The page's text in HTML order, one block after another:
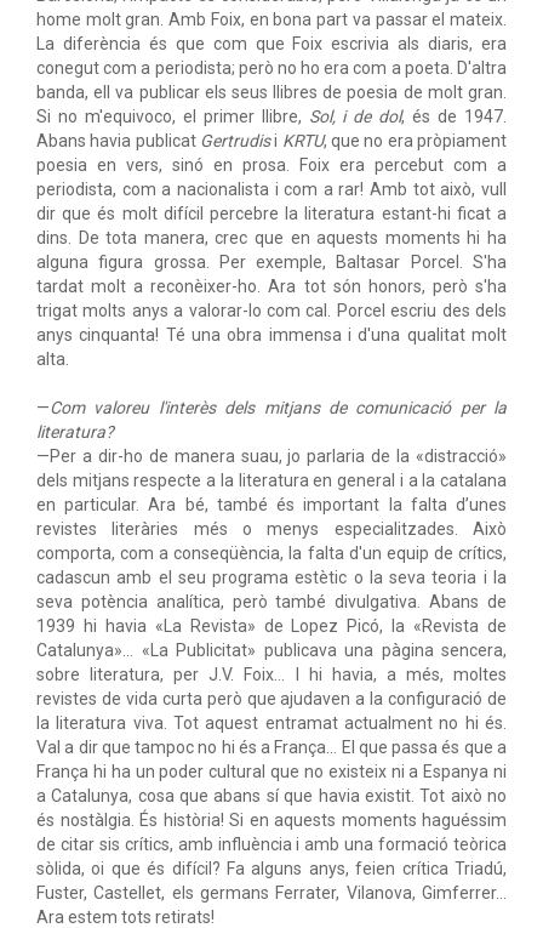
home molt gran. Amb Foix, en bona part va passar el mateix.
La diferència és que com que Foix escrivia als diaris, era
conegut com a periodista; però no ho era com a poeta. D'altra
banda, ell va publicar els seus llibres de poesia de molt gran.
Si no m'equivoco, el primer llibre, Sol, i de dol, és de 1947.
Abans havia publicat Gertrudisi KRTU, que no era pròpiament
poesia en vers, sinó en prosa. Foix era percebut com a
periodista, com a nacionalista i com a rar! Amb tot això, vull
dir que és molt difícil percebre la literatura estant-hi ficat a
dins. De tota manera, crec que en aquests moments hi ha
alguna figura grossa. Per exemple, Baltasar Porcel. S'ha
tardat molt a reconèixer-ho. Ara tot són honors, però s'ha
trigat molts anys a valorar-lo com cal. Porcel escriu des dels
anys cinquanta! Té una obra immensa i d'una qualitat molt
alta.
—Com valoreu l'interès dels mitjans de comunicació per la
literatura?
—Per a dir-ho de manera suau, jo parlaria de la «distracció»
dels mitjans respecte a la literatura en general i a la catalana
en particular. Ara bé, també és important la falta d’unes
revistes literàries més o menys especialitzades. Això
comporta, com a conseqüència, la falta d'un equip de crítics,
cadascun amb el seu programa estètic o la seva teoria i la
seva potència analítica, però també divulgativa. Abans de
1939 hi havia «La Revista» de Lopez Picó, la «Revista de
Catalunya»… «La Publicitat» publicava una pàgina sencera,
sobre literatura, per J.V. Foix… I hi havia, a més, moltes
revistes de vida curta però que ajudaven a la configuració de
la literatura viva. Tot aquest entramat actualment no hi és.
Val a dir que tampoc no hi és a França… El que passa és que a
França hi ha un poder cultural que no existeix ni a Espanya ni
a Catalunya, cosa que abans sí que havia existit. Tot això no
és nostàlgia. És història! Si en aquests moments haguéssim
de citar sis crítics, amb influència i amb una formació teòrica
sòlida, oi que és difícil? Fa alguns anys, feien crítica Triadú,
Fuster, Castellet, els germans Ferrater, Vilanova, Gimferrer…
Ara estem tots retirats!